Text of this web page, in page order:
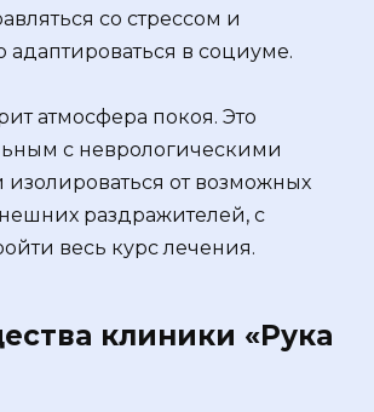
со стрессом и
адаптироваться в социуме.
атмосфера покоя. Это
с неврологическими
от возможных
раздражителей, с
весь курс лечения.
клиники «Рука